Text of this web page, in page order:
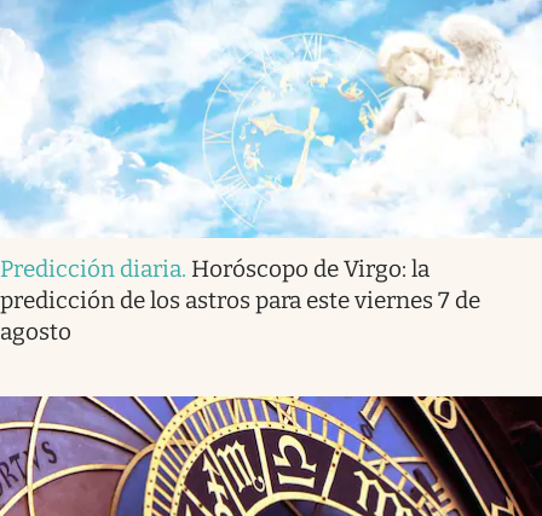
Predicción diaria. Horóscopo de Virgo: la
predicción de los astros para este viernes 7 de
agosto